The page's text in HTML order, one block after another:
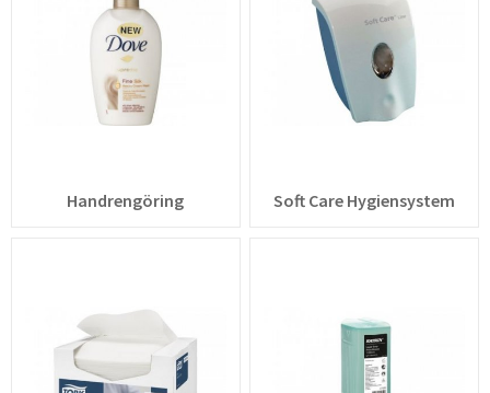
Handrengöring Soft Care Hygiensystem